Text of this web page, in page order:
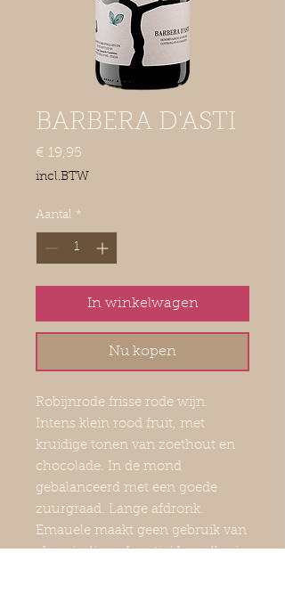
BARBERA D'ASTI
€ 19,95
incl.BTW
Aantal *
In winkelwagen
Nu kopen
Robijnrode frisse rode wijn.
Intens klein rood fruit, met
kruidige tonen van zoethout en
chocolade. In de mond
gebalanceerd met een goede
zuurgraad. Lange afdronk.
Emauele maakt geen gebruik van
chemicalien of pesticiden, alles in